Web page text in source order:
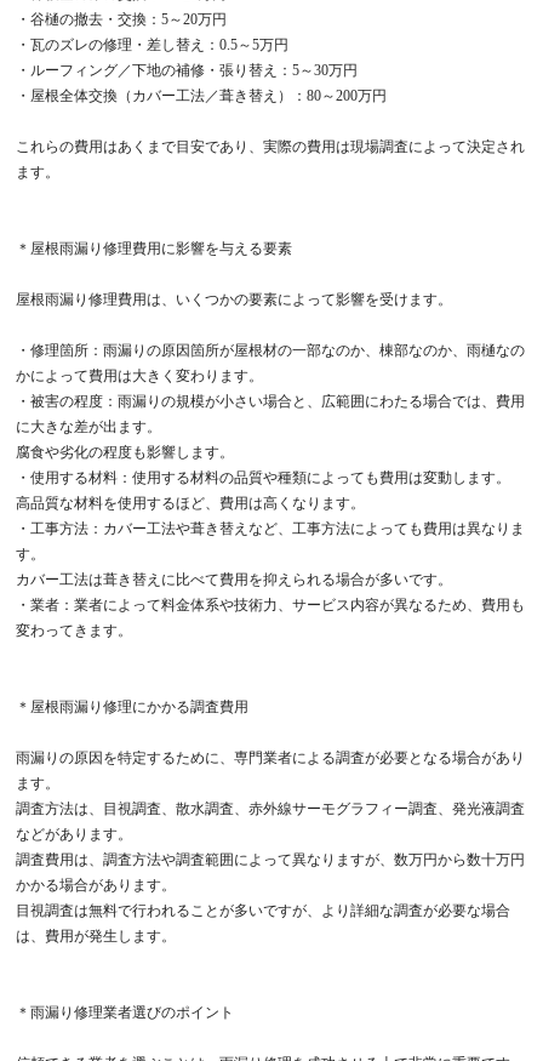
・谷樋の撤去・交換：5～20万円
・瓦のズレの修理・差し替え：0.5～5万円
・ルーフィング／下地の補修・張り替え：5～30万円
・屋根全体交換（カバー工法／葺き替え）：80～200万円
これらの費用はあくまで目安であり、実際の費用は現場調査によって決定され
ます。
＊屋根雨漏り修理費用に影響を与える要素
屋根雨漏り修理費用は、いくつかの要素によって影響を受けます。
・修理箇所：雨漏りの原因箇所が屋根材の一部なのか、棟部なのか、雨樋なの
かによって費用は大きく変わります。
・被害の程度：雨漏りの規模が小さい場合と、広範囲にわたる場合では、費用
に大きな差が出ます。
腐食や劣化の程度も影響します。
・使用する材料：使用する材料の品質や種類によっても費用は変動します。
高品質な材料を使用するほど、費用は高くなります。
・工事方法：カバー工法や葺き替えなど、工事方法によっても費用は異なりま
す。
カバー工法は葺き替えに比べて費用を抑えられる場合が多いです。
・業者：業者によって料金体系や技術力、サービス内容が異なるため、費用も
変わってきます。
＊屋根雨漏り修理にかかる調査費用
雨漏りの原因を特定するために、専門業者による調査が必要となる場合があり
ます。
調査方法は、目視調査、散水調査、赤外線サーモグラフィー調査、発光液調査
などがあります。
調査費用は、調査方法や調査範囲によって異なりますが、数万円から数十万円
かかる場合があります。
目視調査は無料で行われることが多いですが、より詳細な調査が必要な場合
は、費用が発生します。
＊雨漏り修理業者選びのポイント